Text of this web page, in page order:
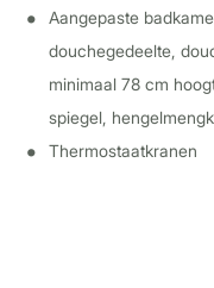
Aangepaste
douchegedeelte,
minimaal 78 cm
spiegel,
Thermostaatkranen